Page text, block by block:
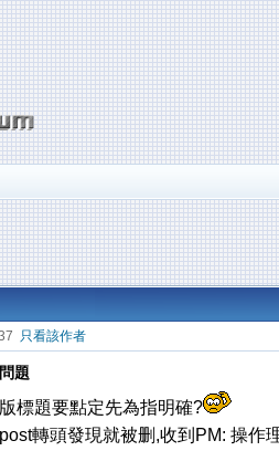
只看該作者
題
標題要點定先為指明確?
轉頭發現就被删,收到PM: 操作